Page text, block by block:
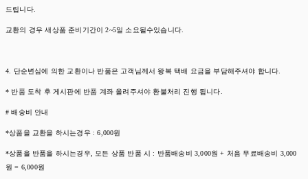
드립니다.
교환의 경우 새상품 준비기간이 2~5일 소요될수있습니다.
4. 단순변심에 의한 교환이나 반품은 고객님께서 왕복 택배 요금을 부담해주셔야 합니다.
* 반품 도착 후 게시판에 반품 계좌 올려주셔야 환불처리 진행 됩니다.
# 배송비 안내
*상품을 교환을 하시는경우 : 6,000원
*상품을 반품을 하시는경우, 모든 상품 반품 시 : 반품배송비 3,000원 + 처음 무료배송비 3,000
원 = 6,000원